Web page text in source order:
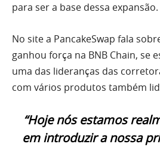
para ser a base dessa expansão.
No site a PancakeSwap fala
ganhou força na BNB Chain, se
uma das lideranças das
com vários produtos também
“Hoje nós estamos
em introduzir a nossa